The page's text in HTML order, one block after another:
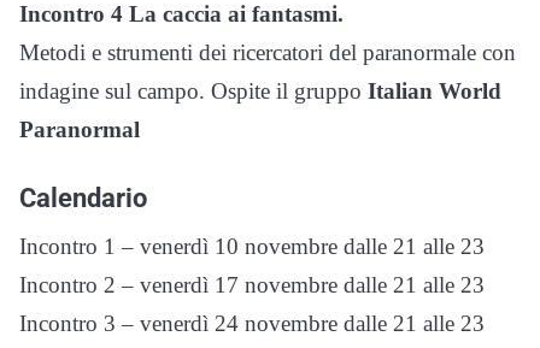
Incontro 4 La caccia ai fantasmi.
Metodi e strumenti dei ricercatori del paranormale con
indagine sul campo. Ospite il gruppo Italian World
Paranormal
Calendario
Incontro 1 – venerdì 10 novembre dalle 21 alle 23
Incontro 2 – venerdì 17 novembre dalle 21 alle 23
Incontro 3 – venerdì 24 novembre dalle 21 alle 23